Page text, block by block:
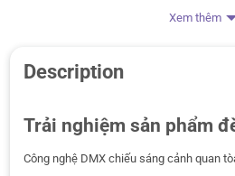
Xem thêm
Description
Trải nghiệm sản phẩm
Công nghệ DMX chiếu sáng cảnh quan